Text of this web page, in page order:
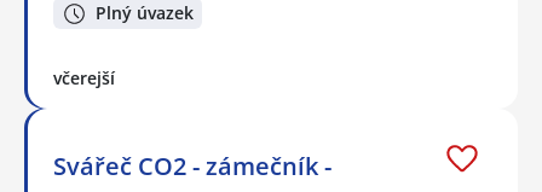
Plný úvazek
včerejší
Svářeč CO2 - zámečník -